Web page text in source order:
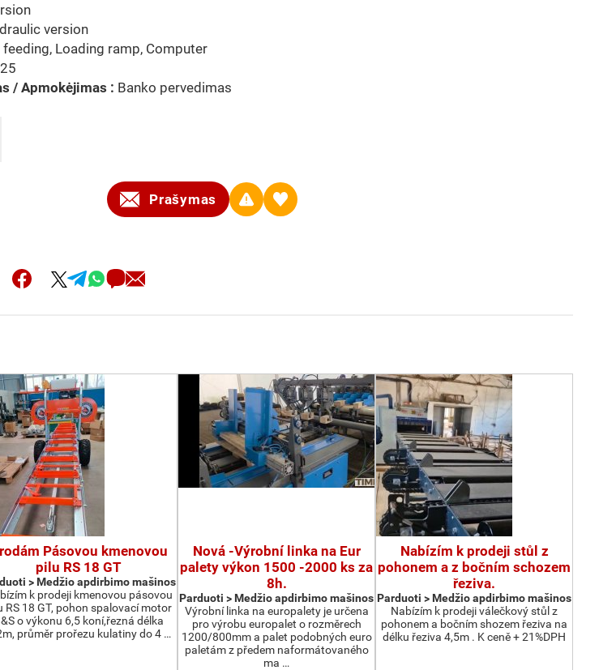
version
Loading ramp, Computer
/ Apmokėjimas : Banko pervedimas
Prašymas
Pásovou kmenovou
pilu RS 18 GT
> Medžio apdirbimo mašinos
k prodeji kmenovou pásovou
RS 18 GT, pohon spalovací motor
o výkonu 6,5 koní,řezná délka
průměr prořezu kulatiny do 4 …
Nová -Výrobní linka na Eur
palety výkon 1500 -2000 ks za
8h.
Parduoti > Medžio apdirbimo mašinos
Výrobní linka na europalety je určena
pro výrobu europalet o rozměrech
1200/800mm a palet podobných euro
paletám z předem naformátovaného
ma …
Nabízím k prodeji stůl z
pohonem a z bočním schozem
řeziva.
Parduoti > Medžio apdirbimo mašinos
Nabízím k prodeji válečkový stůl z
pohonem a bočním shozem řeziva na
délku řeziva 4,5m . K ceně + 21%DPH